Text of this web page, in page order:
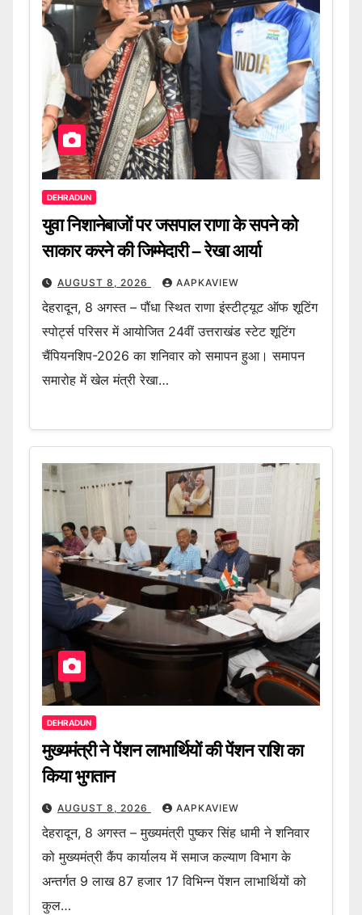
DEHRADUN
युवा निशानेबाजों पर जसपाल राणा के सपने को
साकार करने की जिम्मेदारी – रेखा आर्या
AUGUST 8, 2026 AAPKAVIEW
देहरादून, 8 अगस्त – पौंधा स्थित राणा इंस्टीट्यूट ऑफ शूटिंग
स्पोर्ट्स परिसर में आयोजित 24वीं उत्तराखंड स्टेट शूटिंग
चैंपियनशिप-2026 का शनिवार को समापन हुआ। समापन
समारोह में खेल मंत्री रेखा…
DEHRADUN
मुख्यमंत्री ने पेंशन लाभार्थियों की पेंशन राशि का
किया भुगतान
AUGUST 8, 2026 AAPKAVIEW
देहरादून, 8 अगस्त – मुख्यमंत्री पुष्कर सिंह धामी ने शनिवार
को मुख्यमंत्री कैंप कार्यालय में समाज कल्याण विभाग के
अन्तर्गत 9 लाख 87 हजार 17 विभिन्न पेंशन लाभार्थियों को
कुल…